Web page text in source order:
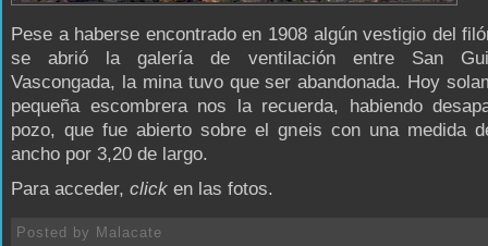
Pese a haberse encontrado en 1908 algún vestigio del
se abrió la galería de ventilación entre San
Vascongada, la mina tuvo que ser abandonada. Hoy
pequeña escombrera nos la recuerda, habiendo
pozo, que fue abierto sobre el gneis con una medida
ancho por 3,20 de largo.
Para acceder, click en las fotos.
Posted by Malacate